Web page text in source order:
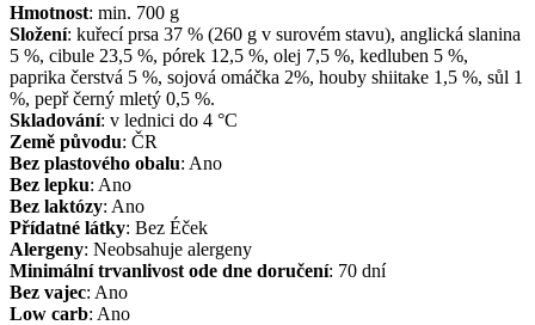
Hmotnost: min. 700 g
Složení: kuřecí prsa 37 % (260 g v surovém stavu), anglická slanina
5 %, cibule 23,5 %, pórek 12,5 %, olej 7,5 %, kedluben 5 %,
paprika čerstvá 5 %, sojová omáčka 2%, houby shiitake 1,5 %, sůl 1
%, pepř černý mletý 0,5 %.
Skladování: v lednici do 4 °C
Země původu: ČR
Bez plastového obalu: Ano
Bez lepku: Ano
Bez laktózy: Ano
Přídatné látky: Bez Éček
Alergeny: Neobsahuje alergeny
Minimální trvanlivost ode dne doručení: 70 dní
Bez vajec: Ano
Low carb: Ano